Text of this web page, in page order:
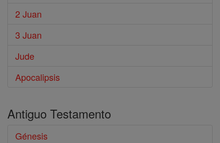
2 Juan
3 Juan
Jude
Apocalipsis
Antiguo Testamento
Génesis